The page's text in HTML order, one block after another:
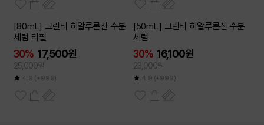
[80mL] 그린티 히알루론산 수분
세럼 리필
30% 17,500원
25,000원
4.9 (+999)
[50mL] 그린티 히알루론산 수분
세럼
30% 16,100원
23,000원
4.9 (+999)